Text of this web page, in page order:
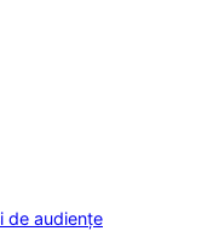
de audiențe